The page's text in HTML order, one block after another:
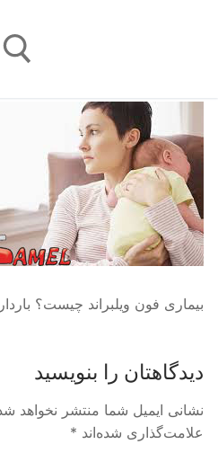
جستجو برای:
بیماری فون ویلبراند چیست؟
دیدگاهتان را بنویسید
نشانی ایمیل شما منتشر نخواهد
علامت‌گذاری شده‌اند *